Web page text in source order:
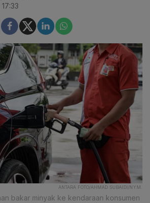
ANTARA FOTO/AHMAD SUBAIDI/NYM.
bakar minyak ke kendaraan konsumen